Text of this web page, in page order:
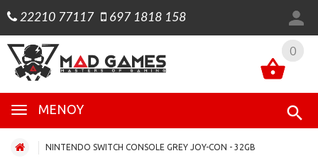
22210 77117 697 1818 158
0
ΜΕΝΟΎ
0
NINTENDO SWITCH CONSOLE GREY JOY-CON - 32GB